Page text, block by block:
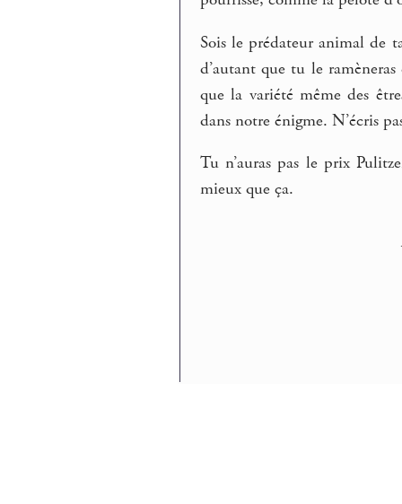
Sois le prédateur animal de
d’autant que tu le
que la variété même des
dans notre énigme. N’écris
Tu n’auras pas le prix
mieux que ça.